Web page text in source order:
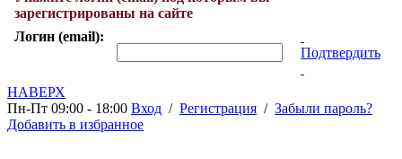
зарегистрированы на сайте
Логин (email):
Подтвердить
НАВЕРХ
Пн-Пт 09:00 - 18:00 Вход / Регистрация / Забыли пароль?
Добавить в избранное